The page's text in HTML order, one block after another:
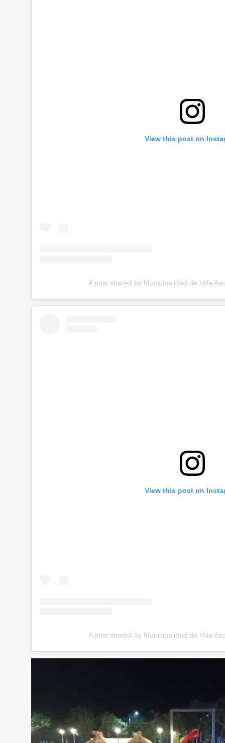
View this post on
A post shared by Municipalidad de Villa
View this post on
A post shared by Municipalidad de Villa